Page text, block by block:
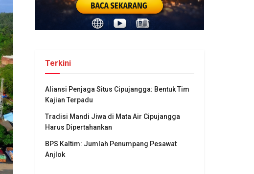
Terkini
Aliansi Penjaga Situs Cipujangga: Bentuk Tim
Kajian Terpadu
Tradisi Mandi Jiwa di Mata Air Cipujangga
Harus Dipertahankan
BPS Kaltim: Jumlah Penumpang Pesawat
Anjlok